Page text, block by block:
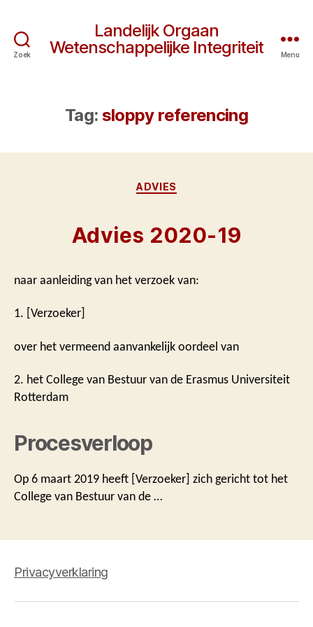
Zoek
Landelijk Orgaan
Wetenschappelijke Integriteit
Menu
Tag: sloppy referencing
Categorieën
ADVIES
Advies 2020-19
naar aanleiding van het verzoek van:
1. [Verzoeker]
over het vermeend aanvankelijk oordeel van
2. het College van Bestuur van de Erasmus Universiteit
Rotterdam
Procesverloop
Op 6 maart 2019 heeft [Verzoeker] zich gericht tot het
College van Bestuur van de …
Privacyverklaring